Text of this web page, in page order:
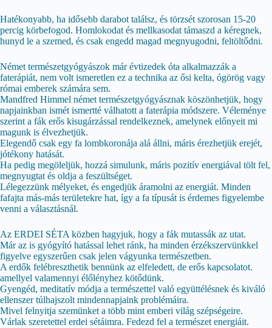
Hatékonyabb, ha idősebb darabot találsz, és törzsét szorosan 15-20
percig körbefogod. Homlokodat és mellkasodat támaszd a kéregnek,
hunyd le a szemed, és csak engedd magad megnyugodni, feltöltődni.
Német természetgyógyászok már évtizedek óta alkalmazzák a
faterápiát, nem volt ismeretlen ez a technika az ősi kelta, ógörög vagy
római emberek számára sem.
Mandfred Himmel német természetgyógyásznak köszönhetjük, hogy
napjainkban ismét ismertté válhatott a faterápia módszere. Véleménye
szerint a fák erős kisugárzással rendelkeznek, amelynek előnyeit mi
magunk is élvezhetjük.
Elegendő csak egy fa lombkoronája alá állni, máris érezhetjük erejét,
jótékony hatását.
Ha pedig megöleljük, hozzá simulunk, máris pozitív energiával tölt fel,
megnyugtat és oldja a feszültséget.
Lélegezzünk mélyeket, és engedjük áramolni az energiát. Minden
fafajta más-más területekre hat, így a fa típusát is érdemes figyelembe
venni a választásnál.
Az ERDEI SÉTA közben hagyjuk, hogy a fák mutassák az utat.
Már az is gyógyító hatással lehet ránk, ha minden érzékszervünkkel
figyelve egyszerűen csak jelen vágyunka természetben.
A erdők felébreszthetik bennünk az elfeledett, de erős kapcsolatot.
amellyel valamennyi élőlényhez kötődünk.
Gyengéd, meditatív módja a természettel való együttélésnek és kiváló
ellenszer túlhajszolt mindennapjaink problémáira.
Mivel felnyitja szemünket a több mint emberi világ szépségeire.
Várlak szeretettel erdei sétáimra. Fedezd fel a természet energiáit.